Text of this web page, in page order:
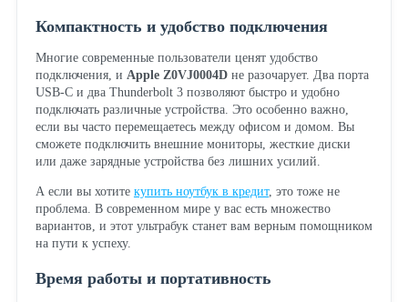
Компактность и удобство подключения
Многие современные пользователи ценят удобство
подключения, и Apple Z0VJ0004Dне разочарует. Два порта
USB-C и два Thunderbolt 3 позволяют быстро и удобно
подключать различные устройства. Это особенно важно,
если вы часто перемещаетесь между офисом и домом. Вы
сможете подключить внешние мониторы, жесткие диски
или даже зарядные устройства без лишних усилий.
А если вы хотите купить ноутбук в кредит, это тоже не
проблема. В современном мире у вас есть множество
вариантов, и этот ультрабук станет вам верным помощником
на пути к успеху.
Время работы и портативность